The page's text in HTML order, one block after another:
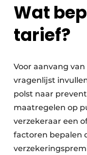
Wat
tarief?
Voor aanvang
vragenlijst
polst naar
maatregelen op
verzekeraar een
factoren bepalen